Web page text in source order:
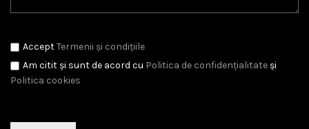
AcceptTermenii și condițiile
Am citit și sunt de acord cu Politica de confidențialitate și
Politica cookies